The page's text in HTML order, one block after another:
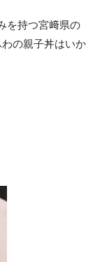
を持つ宮﨑県の
の親子丼はいか